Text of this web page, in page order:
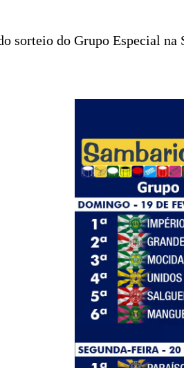
sorteio do Grupo Especial na